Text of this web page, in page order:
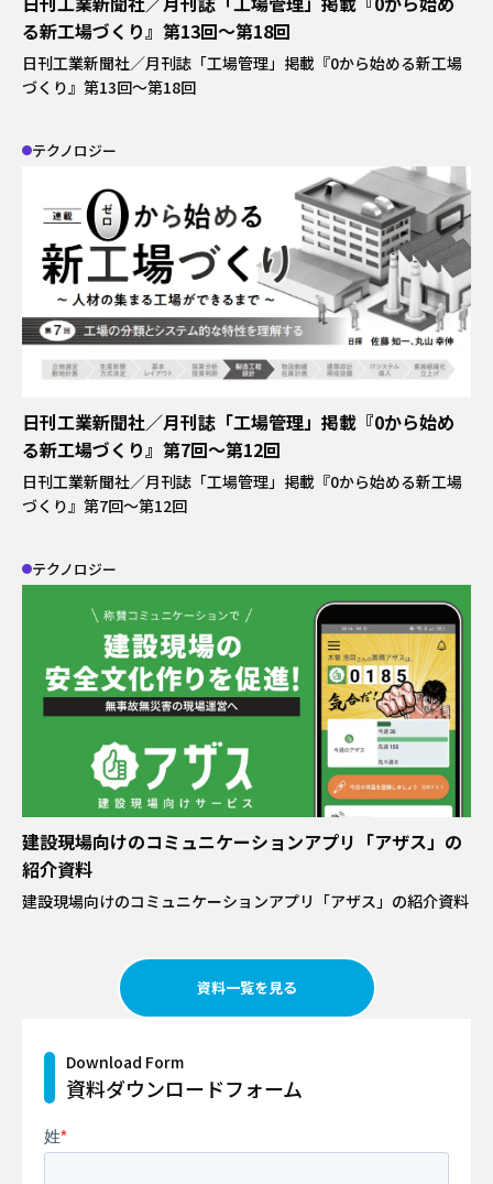
る新工場づくり』第13回～第18回
日刊工業新聞社／月刊誌「工場管理」掲載『0から始める新工場
づくり』第13回～第18回
テクノロジー
日刊工業新聞社／月刊誌「工場管理」掲載『0から始め
る新工場づくり』第7回～第12回
日刊工業新聞社／月刊誌「工場管理」掲載『0から始める新工場
づくり』第7回～第12回
テクノロジー
建設現場向けのコミュニケーションアプリ「アザス」の
紹介資料
建設現場向けのコミュニケーションアプリ「アザス」の紹介資料
資料一覧を見る
Download Form
資料ダウンロードフォーム